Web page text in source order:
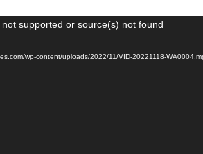
supported or source(s) not found
wp-content/uploads/2022/11/VID-20221118-